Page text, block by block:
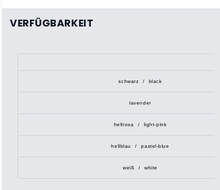
VERFÜGBARKEIT
schwarz / black
lavender
hellrosa / light-pink
hellblau / pastel-blue
weiß / white